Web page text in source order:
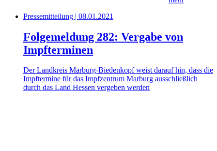
Pressemitteilung | 08.01.2021
Folgemeldung 282: Vergabe von
Impfterminen
Der Landkreis Marburg-Biedenkopf weist darauf hin, dass die
Impftermine für das Impfzentrum Marburg ausschließlich
durch das Land Hessen vergeben werden